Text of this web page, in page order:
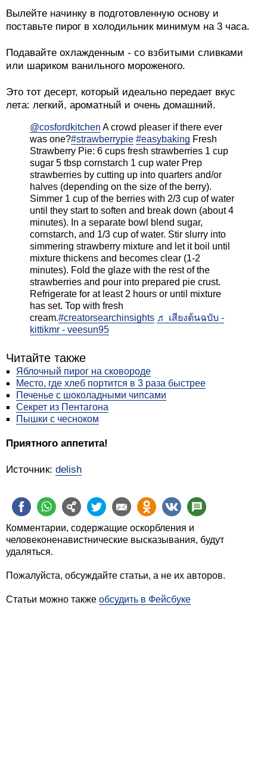
Вылейте начинку в подготовленную основу и
поставьте пирог в холодильник минимум на 3 часа.
Подавайте охлажденным - со взбитыми сливками
или шариком ванильного мороженого.
Это тот десерт, который идеально передает вкус
лета: легкий, ароматный и очень домашний.
@cosfordkitchen A crowd pleaser if there ever
was one?#strawberrypie #easybaking Fresh
Strawberry Pie: 6 cups fresh strawberries 1 cup
sugar 5 tbsp cornstarch 1 cup water Prep
strawberries by cutting up into quarters and/or
halves (depending on the size of the berry).
Simmer 1 cup of the berries with 2/3 cup of water
until they start to soften and break down (about 4
minutes). In a separate bowl blend sugar,
cornstarch, and 1/3 cup of water. Stir slurry into
simmering strawberry mixture and let it boil until
mixture thickens and becomes clear (1-2
minutes). Fold the glaze with the rest of the
strawberries and pour into prepared pie crust.
Refrigerate for at least 2 hours or until mixture
has set. Top with fresh
cream.#creatorsearchinsights ♬ เสียงต้นฉบับ -
kittikmr - veesun95
Читайте также
Яблочный пирог на сковороде
Место, где хлеб портится в 3 раза быстрее
Печенье с шоколадными чипсами
Секрет из Пентагона
Пышки с чесноком
Приятного аппетита!
Источник: delish
Комментарии, содержащие оскорбления и
человеконенавистнические высказывания, будут
удаляться.
Пожалуйста, обсуждайте статьи, а не их авторов.
Статьи можно также обсудить в Фейсбуке